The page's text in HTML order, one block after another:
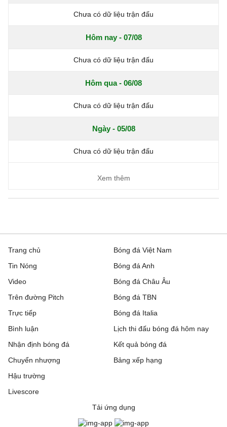
Chưa có dữ liệu trận đấu
Hôm nay - 07/08
Chưa có dữ liệu trận đấu
Hôm qua - 06/08
Chưa có dữ liệu trận đấu
Ngày - 05/08
Chưa có dữ liệu trận đấu
Xem thêm
Trang chủ
Tin Nóng
Video
Trên đường Pitch
Trực tiếp
Bóng đá Việt Nam
Bóng đá Anh
Bóng đá Châu Âu
Bóng đá TBN
Bóng đá Italia
Bình luận
Nhận định bóng đá
Chuyển nhượng
Hậu trường
Livescore
Lịch thi đấu bóng đá hôm nay
Kết quả bóng đá
Bảng xếp hạng
Tải ứng dụng